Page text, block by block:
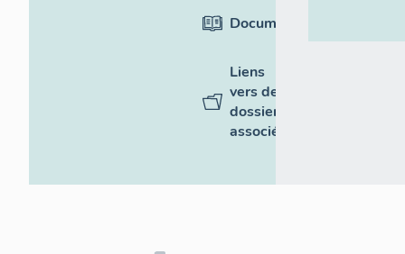
Documentation
Liens
vers des
dossiers
associés